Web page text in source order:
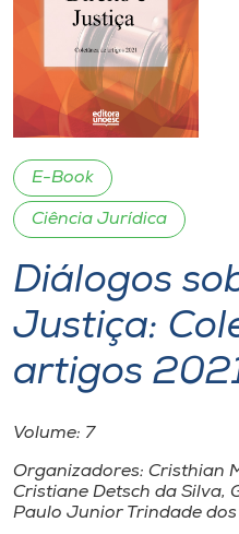
Internacionalização
I.nova
Cultura
CPA
Rádio
E-Book
Ciência Jurídica
Diálogos
Justiça:
artigos
Volume: 7
Organizadores: Cristhian
Cristiane Detsch da Silva,
Paulo Junior Trindade dos